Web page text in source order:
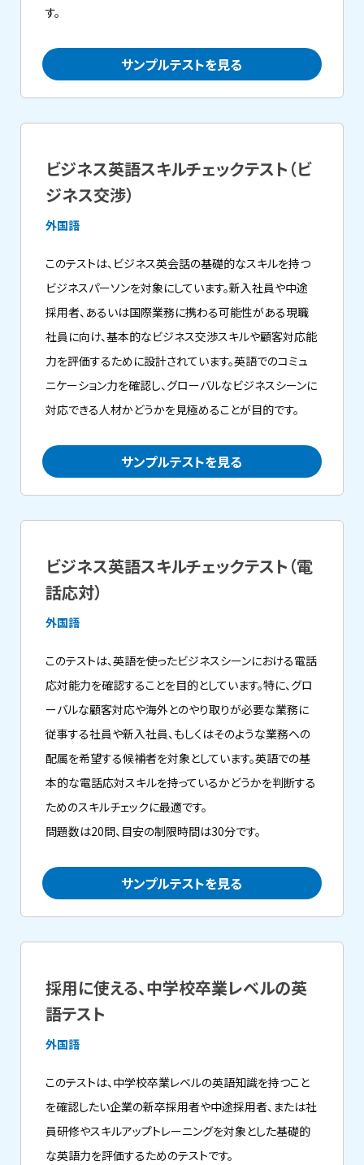
す。
サンプルテストを見る
ビジネス英語スキルチェックテスト（ビ
ジネス交渉）
外国語
このテストは、ビジネス英会話の基礎的なスキルを持つ
ビジネスパーソンを対象にしています。新入社員や中途
採用者、あるいは国際業務に携わる可能性がある現職
社員に向け、基本的なビジネス交渉スキルや顧客対応能
力を評価するために設計されています。英語でのコミュ
ニケーション力を確認し、グローバルなビジネスシーンに
対応できる人材かどうかを見極めることが目的です。
サンプルテストを見る
ビジネス英語スキルチェックテスト（電
話応対）
外国語
このテストは、英語を使ったビジネスシーンにおける電話
応対能力を確認することを目的としています。特に、グロ
ーバルな顧客対応や海外とのやり取りが必要な業務に
従事する社員や新入社員、もしくはそのような業務への
配属を希望する候補者を対象としています。英語での基
本的な電話応対スキルを持っているかどうかを判断する
ためのスキルチェックに最適です。
問題数は20問、目安の制限時間は30分です。
サンプルテストを見る
採用に使える、中学校卒業レベルの英
語テスト
外国語
このテストは、中学校卒業レベルの英語知識を持つこと
を確認したい企業の新卒採用者や中途採用者、または社
員研修やスキルアップトレーニングを対象とした基礎的
な英語力を評価するためのテストです。